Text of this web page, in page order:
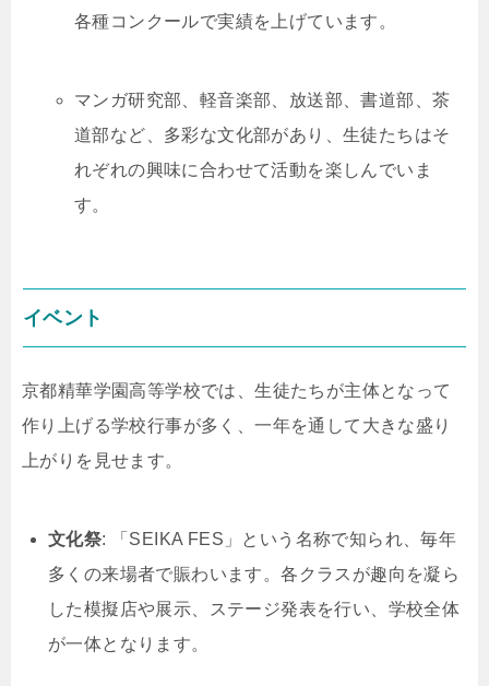
各種コンクールで実績を上げています。
マンガ研究部、軽音楽部、放送部、書道部、茶
道部など、多彩な文化部があり、生徒たちはそ
れぞれの興味に合わせて活動を楽しんでいま
す。
イベント
京都精華学園高等学校では、生徒たちが主体となって
作り上げる学校行事が多く、一年を通して大きな盛り
上がりを見せます。
文化祭: 「SEIKA FES」という名称で知られ、毎年
多くの来場者で賑わいます。各クラスが趣向を凝ら
した模擬店や展示、ステージ発表を行い、学校全体
が一体となります。